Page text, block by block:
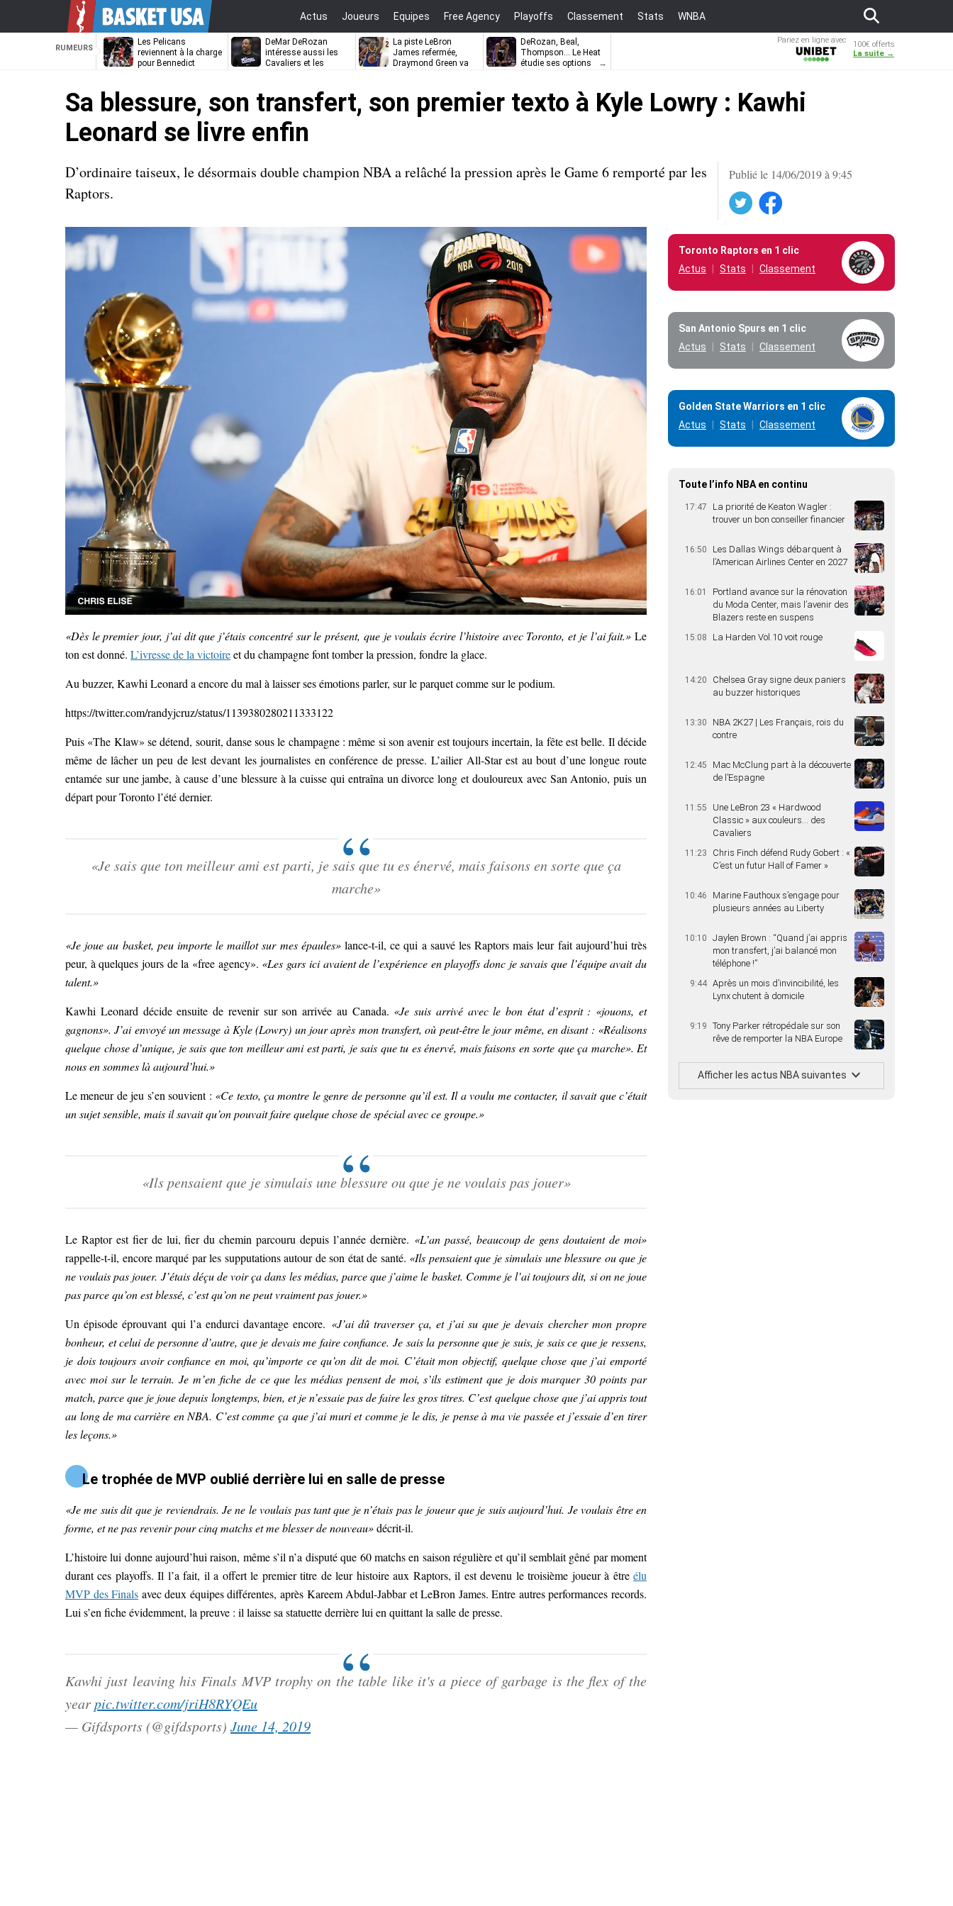
Actus Joueurs Equipes Free Agency Playoffs Classement Stats WNBA
RUMEURS
Les Pelicans
reviennent à la charge
pour Bennedict
DeMar DeRozan
intéresse aussi les
Cavaliers et les
La piste LeBron
James refermée,
Draymond Green va
DeRozan, Beal,
Thompson… Le Heat
étudie ses options
Pariez en ligne avec
100€ offerts
La suite →
Sa blessure, son transfert, son premier texto à Kyle Lowry : Kawhi
Leonard se livre enfin
Publié le 14/06/2019 à 9:45
Facebook
D’ordinaire taiseux, le désormais double champion NBA a relâché la pression après le Game 6 remporté par les
Raptors.
«Dès le premier jour, j’ai dit que j’étais concentré sur le présent, que je voulais écrire l’histoire avec Toronto, et je l’ai fait.» Le
ton est donné. L’ivresse de la victoireet du champagne font tomber la pression, fondre la glace.
Au buzzer, Kawhi Leonard a encore du mal à laisser ses émotions parler, sur le parquet comme sur le podium.
https://twitter.com/randyjcruz/status/1139380280211333122
Puis «The Klaw» se détend, sourit, danse sous le champagne : même si son avenir est toujours incertain, la fête est belle. Il décide
même de lâcher un peu de lest devant les journalistes en conférence de presse. L’ailier All-Star est au bout d’une longue route
entamée sur une jambe, à cause d’une blessure à la cuisse qui entraîna un divorce long et douloureux avec San Antonio, puis un
départ pour Toronto l’été dernier.
«Je sais que ton meilleur ami est parti, je sais que tu es énervé, mais faisons en sorte que ça
marche»
«Je joue au basket, peu importe le maillot sur mes épaules»lance-t-il, ce qui a sauvé les Raptors mais leur fait aujourd’hui très
peur, à quelques jours de la «free agency». «Les gars ici avaient de l’expérience en playoffs donc je savais que l’équipe avait du
talent.»
Kawhi Leonard décide ensuite de revenir sur son arrivée au Canada. «Je suis arrivé avec le bon état d’esprit : «jouons, et
gagnons». J’ai envoyé un message à Kyle (Lowry) un jour après mon transfert, où peut-être le jour même, en disant : «Réalisons
quelque chose d’unique, je sais que ton meilleur ami est parti, je sais que tu es énervé, mais faisons en sorte que ça marche». Et
nous en sommes là aujourd’hui.»
Le meneur de jeu s’en souvient : «Ce texto, ça montre le genre de personne qu’il est. Il a voulu me contacter, il savait que c’était
un sujet sensible, mais il savait qu’on pouvait faire quelque chose de spécial avec ce groupe.»
«Ils pensaient que je simulais une blessure ou que je ne voulais pas jouer»
Le Raptor est fier de lui, fier du chemin parcouru depuis l’année dernière. «L’an passé, beaucoup de gens doutaient de moi»
rappelle-t-il, encore marqué par les supputations autour de son état de santé. «Ils pensaient que je simulais une blessure ou que je
ne voulais pas jouer. J’étais déçu de voir ça dans les médias, parce que j’aime le basket. Comme je l’ai toujours dit, si on ne joue
pas parce qu’on est blessé, c’est qu’on ne peut vraiment pas jouer.»
Un épisode éprouvant qui l’a endurci davantage encore. «J’ai dû traverser ça, et j’ai su que je devais chercher mon propre
bonheur, et celui de personne d’autre, que je devais me faire confiance. Je sais la personne que je suis, je sais ce que je ressens,
je dois toujours avoir confiance en moi, qu’importe ce qu’on dit de moi. C’était mon objectif, quelque chose que j’ai emporté
avec moi sur le terrain. Je m’en fiche de ce que les médias pensent de moi, s’ils estiment que je dois marquer 30 points par
match, parce que je joue depuis longtemps, bien, et je n’essaie pas de faire les gros titres. C’est quelque chose que j’ai appris tout
au long de ma carrière en NBA. C’est comme ça que j’ai muri et comme je le dis, je pense à ma vie passée et j’essaie d’en tirer
les leçons.»
Le trophée de MVP oublié derrière lui en salle de presse
«Je me suis dit que je reviendrais. Je ne le voulais pas tant que je n’étais pas le joueur que je suis aujourd’hui. Je voulais être en
forme, et ne pas revenir pour cinq matchs et me blesser de nouveau»décrit-il.
L’histoire lui donne aujourd’hui raison, même s’il n’a disputé que 60 matchs en saison régulière et qu’il semblait gêné par moment
durant ces playoffs. Il l’a fait, il a offert le premier titre de leur histoire aux Raptors, il est devenu le troisième joueur à être élu
MVP des Finals avec deux équipes différentes, après Kareem Abdul-Jabbar et LeBron James. Entre autres performances records.
Lui s’en fiche évidemment, la preuve : il laisse sa statuette derrière lui en quittant la salle de presse.
Kawhi just leaving his Finals MVP trophy on the table like it's a piece of garbage is the flex of the
yearpic.twitter.com/jriH8RYQEu
— Gifdsports (@gifdsports) June 14, 2019
Toronto Raptors en 1 clic
Actus
Stats Classement
San Antonio Spurs en 1 clic
Actus
Stats Classement
Golden State Warriors en 1 clic
Actus
Stats Classement
Toute l’info NBA en continu
17:47
La priorité de Keaton Wagler :
trouver un bon conseiller financier
16:50
Les Dallas Wings débarquent à
l’American Airlines Center en 2027
16:01
Portland avance sur la rénovation
du Moda Center, mais l’avenir des
Blazers reste en suspens
15:08 La Harden Vol.10 voit rouge
14:20
Chelsea Gray signe deux paniers
au buzzer historiques
13:30
NBA 2K27 | Les Français, rois du
contre
12:45
Mac McClung part à la découverte
de l’Espagne
11:55
Une LeBron 23 « Hardwood
Classic » aux couleurs… des
Cavaliers
11:23
Chris Finch défend Rudy Gobert : «
C’est un futur Hall of Famer »
10:46
Marine Fauthoux s’engage pour
plusieurs années au Liberty
10:10
Jaylen Brown : “Quand j’ai appris
mon transfert, j’ai balancé mon
téléphone !”
9:44 Après un mois d’invincibilité, les
Lynx chutent à domicile
9:19
Tony Parker rétropédale sur son
rêve de remporter la NBA Europe
Afficher les actus NBA suivantes